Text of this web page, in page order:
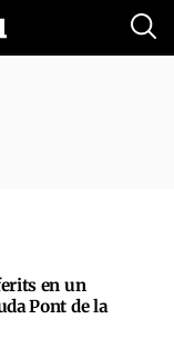
en un
Pont de la